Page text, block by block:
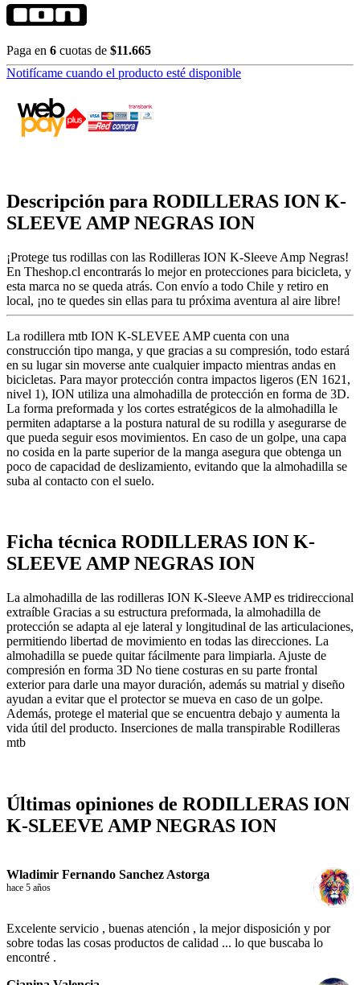
Paga en 6 cuotas de $11.665
Notifícame cuando el producto esté disponible
Descripción para RODILLERAS ION K-
SLEEVE AMP NEGRAS ION
¡Protege tus rodillas con las Rodilleras ION K-Sleeve Amp Negras!
En Theshop.cl encontrarás lo mejor en protecciones para bicicleta, y
esta marca no se queda atrás. Con envío a todo Chile y retiro en
local, ¡no te quedes sin ellas para tu próxima aventura al aire libre!
La rodillera mtb ION K-SLEVEE AMP cuenta con una
construcción tipo manga, y que gracias a su compresión, todo estará
en su lugar sin moverse ante cualquier impacto mientras andas en
bicicletas. Para mayor protección contra impactos ligeros (EN 1621,
nivel 1), ION utiliza una almohadilla de protección en forma de 3D.
La forma preformada y los cortes estratégicos de la almohadilla le
permiten adaptarse a la postura natural de su rodilla y asegurarse de
que pueda seguir esos movimientos. En caso de un golpe, una capa
no cosida en la parte superior de la manga asegura que obtenga un
poco de capacidad de deslizamiento, evitando que la almohadilla se
suba al contacto con el suelo.
Ficha técnica RODILLERAS ION K-
SLEEVE AMP NEGRAS ION
La almohadilla de las rodilleras ION K-Sleeve AMP es tridireccional
extraíble Gracias a su estructura preformada, la almohadilla de
protección se adapta al eje lateral y longitudinal de las articulaciones,
permitiendo libertad de movimiento en todas las direcciones. La
almohadilla se puede quitar fácilmente para limpiarla. Ajuste de
compresión en forma 3D No tiene costuras en su parte frontal
exterior para darle una mayor duración, además su matrial y diseño
ayudan a evitar que el protector se mueva en caso de un golpe.
Además, protege el material que se encuentra debajo y aumenta la
vida útil del producto. Inserciones de malla transpirable Rodilleras
mtb
Últimas opiniones de RODILLERAS ION
K-SLEEVE AMP NEGRAS ION
Wladimir Fernando Sanchez Astorga
hace 5 años
Excelente servicio , buenas atención , la mejor disposición y por
sobre todas las cosas productos de calidad ... lo que buscaba lo
encontré .